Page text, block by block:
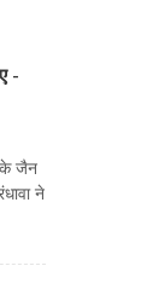
-
के जैन
ने